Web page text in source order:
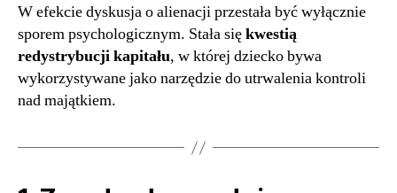
W efekcie dyskusja o alienacji przestała być wyłącznie
sporem psychologicznym. Stała siękwestią
redystrybucji kapitału, w której dziecko bywa
wykorzystywane jako narzędzie do utrwalenia kontroli
nad majątkiem.